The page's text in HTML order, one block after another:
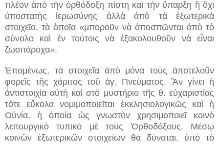
πλέον ἀπὸ τὴν ὀρθόδοξη πίστη καὶ τὴν ὕπαρξη ἢ ὄχι
ὑποστατὴς ἱερωσύνης ἀλλὰ ἀπὸ τὰ ἐξωτερικὰ
στοιχεῖα, τὰ ὁποῖα «μποροῦν νὰ ἀποσπῶνται ἀπὸ τὸ
σύνολο καὶ ἐν τούτοις νὰ ἐξακολουθοῦν νὰ εἶναι
ζωοπάροχα».
Ἑπομένως, τὰ στοιχεῖα ἀπὸ μόνα τοὺς ἀποτελοῦν
φορεῖς τῆς χάριτος τοῦ ἁγ. Πνεύματος. Ἂν γίνει ἡ
ἀντιστοιχία αὐτὴ καὶ στὸ μυστήριο τῆς θ. εὐχαριστίας
τότε εὔκολα νομιμοποιεῖται ἐκκλησιολογικῶς καὶ ἡ
Οὐνία, ἡ ὁποία ὡς γνωστὸν χρησιμοποιεῖ κοινὸ
λειτουργικὸ τυπικὸ μὲ τοὺς Ὀρθοδόξους. Μέσῳ
κοινῶν ἐξωτερικῶν στοιχείων θὰ δύναται, ὑπὸ τὸ